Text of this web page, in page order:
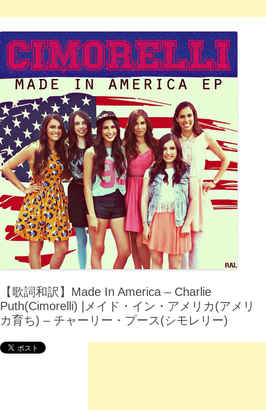
【歌詞和訳】Made In America – Charlie
Puth(Cimorelli) |メイド・イン・アメリカ(アメリ
カ育ち) – チャーリー・プース(シモレリー)